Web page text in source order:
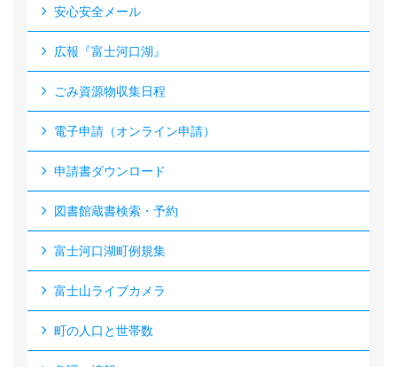
安心安全メール
広報『富士河口湖』
ごみ資源物収集日程
電子申請（オンライン申請）
申請書ダウンロード
図書館蔵書検索・予約
富士河口湖町例規集
富士山ライブカメラ
町の人口と世帯数